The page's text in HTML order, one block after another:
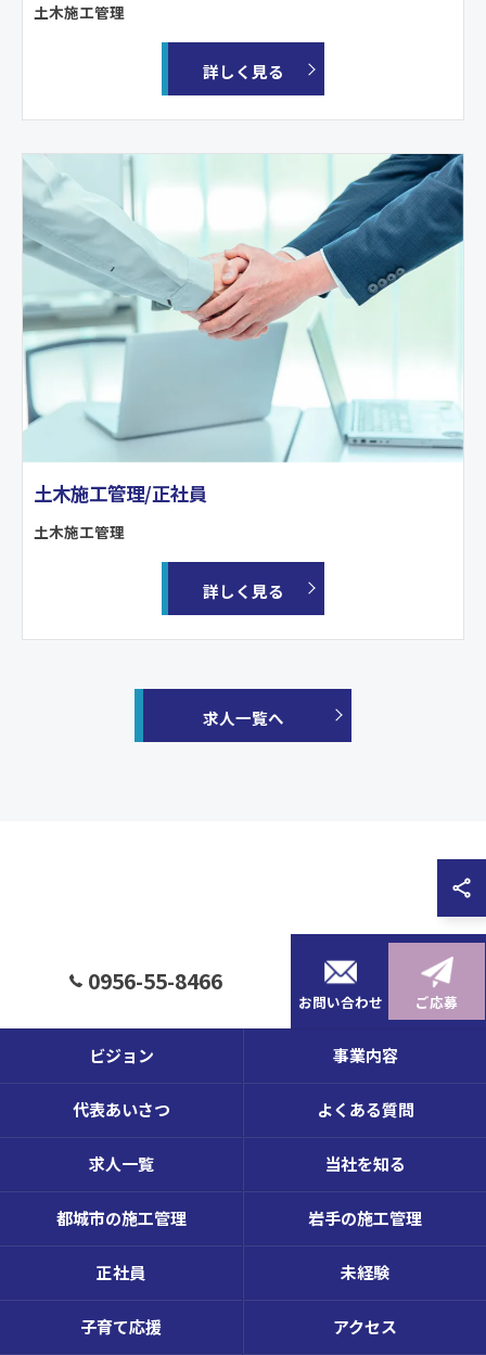
土木施工管理
詳しく見る
土木施工管理/正社員
土木施工管理
詳しく見る
求人一覧へ
0956-55-8466
お問い合わせ ご応募
ビジョン 事業内容
代表あいさつ よくある質問
求人一覧 当社を知る
都城市の施工管理 岩手の施工管理
正社員 未経験
子育て応援 アクセス